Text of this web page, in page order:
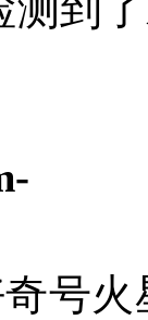
测到
号火